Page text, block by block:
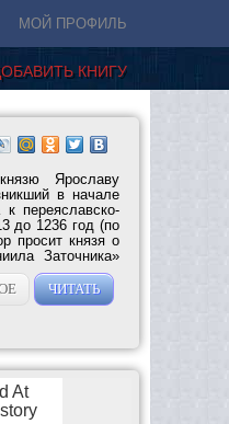
МОЙ ПРОФИЛЬ
КНИГУ
Ярославу
в начале
переяславско-
до 1236 год (по
просит князя о
Заточника»
ЧИТАТЬ